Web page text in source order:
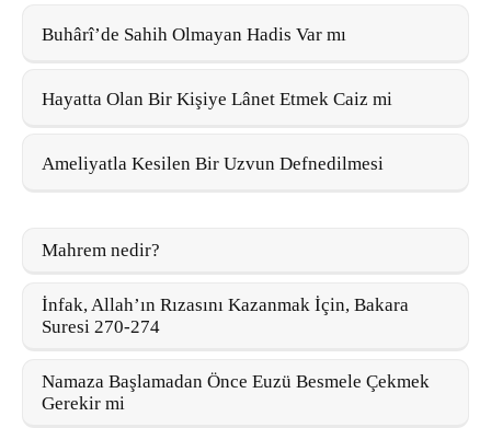
Buhârî’de Sahih Olmayan Hadis Var mı
Hayatta Olan Bir Kişiye Lânet Etmek Caiz mi
Ameliyatla Kesilen Bir Uzvun Defnedilmesi
Mahrem nedir?
İnfak, Allah’ın Rızasını Kazanmak İçin, Bakara
Suresi 270-274
Namaza Başlamadan Önce Euzü Besmele Çekmek
Gerekir mi